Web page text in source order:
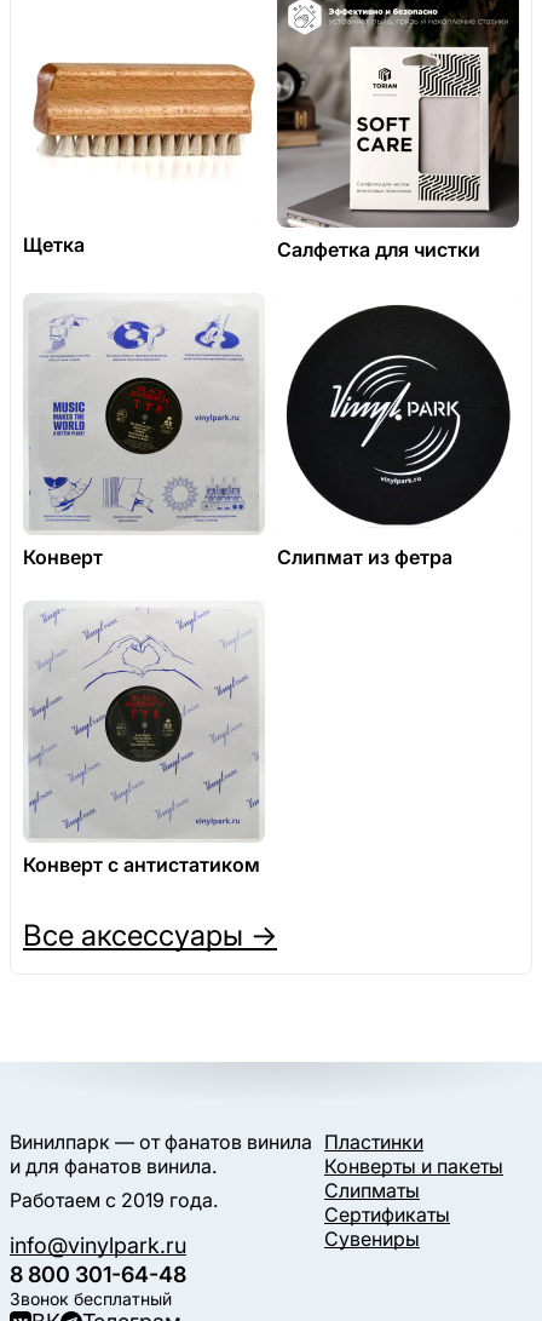
Щетка Салфетка для чистки
Конверт Слипмат из фетра
Конверт с антистатиком
Все аксессуары →
Винилпарк — от фанатов винила
и для фанатов винила.
Работаем с 2019 года.
info@vinylpark.ru
8 800 301-64-48
Звонок бесплатный
Пластинки
Конверты и пакеты
Слипматы
Сертификаты
Сувениры